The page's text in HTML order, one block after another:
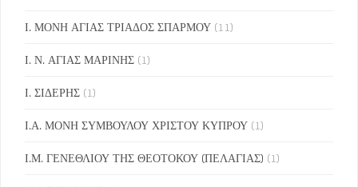
Ι. ΜΟΝΗ ΑΓΙΑΣ ΤΡΙΑΔΟΣ ΣΠΑΡΜΟΥ (11)
Ι. Ν. ΑΓΙΑΣ ΜΑΡΙΝΗΣ (1)
Ι. ΣΙΔΕΡΗΣ (1)
Ι.Α. ΜΟΝΗ ΣΥΜΒΟΥΛΟΥ ΧΡΙΣΤΟΥ ΚΥΠΡΟΥ (1)
Ι.Μ. ΓΕΝΕΘΛΙΟΥ ΤΗΣ ΘΕΟΤΟΚΟΥ (ΠΕΛΑΓΙΑΣ) (1)